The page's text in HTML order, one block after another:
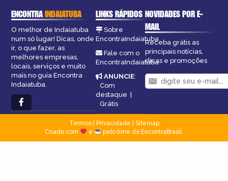
ENCONTRAINDAIATUBA
O melhor de Indaiatuba
num só lugar! Dicas, onde
ir, o que fazer, as
melhores empresas,
locais, serviços e muito
mais no guia Encontra
Indaiatuba.
LINKS RÁPIDOS
Sobre
EncontraIndaiatuba
Fale com o
EncontraIndaiatuba
ANUNCIE:
Com
destaque
Grátis
NOVIDADES POR E-
MAIL
Receba grátis as
principais notícias,
dicas e promoções
Termos| Privacidade
Sitemap
Criado com
e pelo time do EncontraBrasil